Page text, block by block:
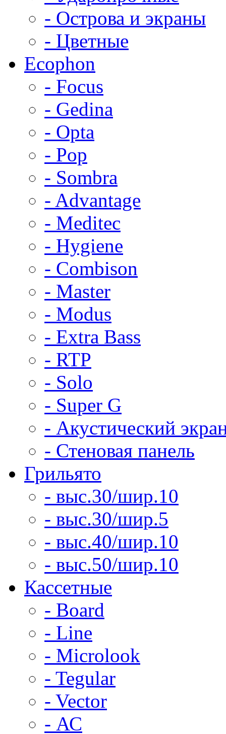
- Острова и экраны
- Цветные
Ecophon
- Focus
- Gedina
- Opta
- Pop
- Sombra
- Advantage
- Meditec
- Hygiene
- Combison
- Master
- Modus
- Extra Bass
- RTP
- Solo
- Super G
- Акустический
- Стеновая панель
Грильято
- выс.30/шир.10
- выс.30/шир.5
- выс.40/шир.10
- выс.50/шир.10
Кассетные
- Board
- Line
- Microlook
- Tegular
- Vector
- АС